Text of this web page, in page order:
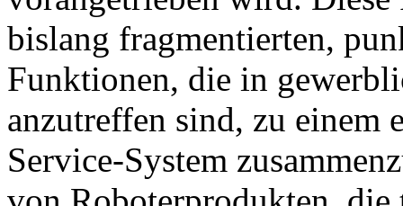
bislang fragmentierten,
Funktionen, die in
anzutreffen sind, zu einem
Service-System